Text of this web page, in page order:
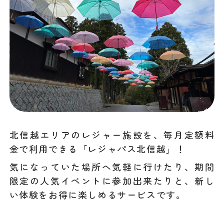
北信越エリアのレジャー施設を、毎月定額料
金で利用できる「レジャパス北信越」！
気になっていた場所へ気軽に行けたり、期間
限定の人気イベントに参加出来たりと、新し
い体験をお得に楽しめるサービスです。